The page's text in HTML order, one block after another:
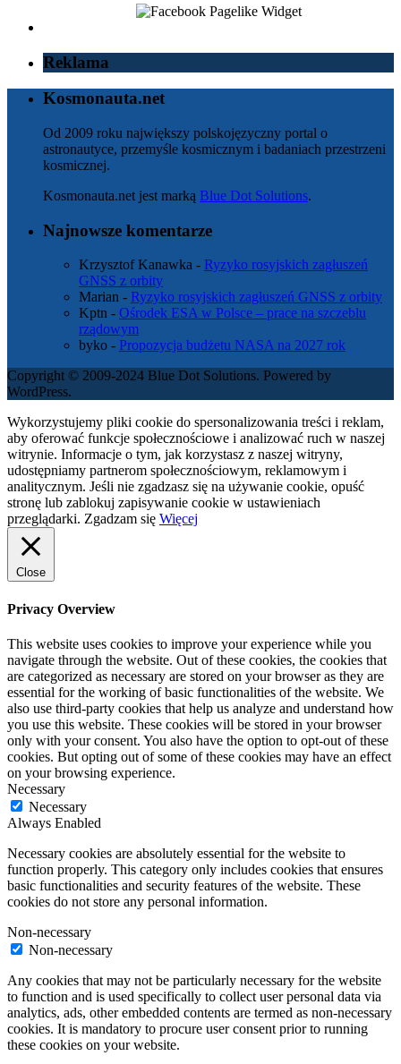
Reklama
Kosmonauta.net
Od 2009 roku największy polskojęzyczny portal o
astronautyce, przemyśle kosmicznym i badaniach przestrzeni
kosmicznej.
Kosmonauta.net jest marką Blue Dot Solutions.
Najnowsze komentarze
Krzysztof Kanawka - Ryzyko rosyjskich zagłuszeń
GNSS z orbity
Marian - Ryzyko rosyjskich zagłuszeń GNSS z orbity
Kptn - Ośrodek ESA w Polsce – prace na szczeblu
rządowym
byko - Propozycja budżetu NASA na 2027 rok
Copyright © 2009-2024 Blue Dot Solutions. Powered by
WordPress.
Wykorzystujemy pliki cookie do spersonalizowania treści i reklam,
aby oferować funkcje społecznościowe i analizować ruch w naszej
witrynie. Informacje o tym, jak korzystasz z naszej witryny,
udostępniamy partnerom społecznościowym, reklamowym i
analitycznym. Jeśli nie zgadzasz się na używanie cookie, opuść
stronę lub zablokuj zapisywanie cookie w ustawieniach
przeglądarki. Zgadzam się Więcej
Close
Privacy Overview
This website uses cookies to improve your experience while you
navigate through the website. Out of these cookies, the cookies that
are categorized as necessary are stored on your browser as they are
essential for the working of basic functionalities of the website. We
also use third-party cookies that help us analyze and understand how
you use this website. These cookies will be stored in your browser
only with your consent. You also have the option to opt-out of these
cookies. But opting out of some of these cookies may have an effect
on your browsing experience.
Necessary
Necessary
Always Enabled
Necessary cookies are absolutely essential for the website to
function properly. This category only includes cookies that ensures
basic functionalities and security features of the website. These
cookies do not store any personal information.
Non-necessary
Non-necessary
Any cookies that may not be particularly necessary for the website
to function and is used specifically to collect user personal data via
analytics, ads, other embedded contents are termed as non-necessary
cookies. It is mandatory to procure user consent prior to running
these cookies on your website.